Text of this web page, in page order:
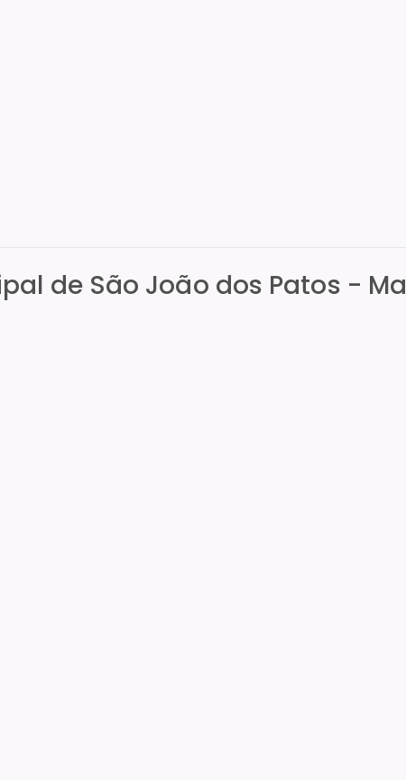
de São João dos Patos - Ma